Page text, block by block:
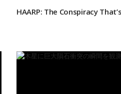
HAARP: The Conspiracy